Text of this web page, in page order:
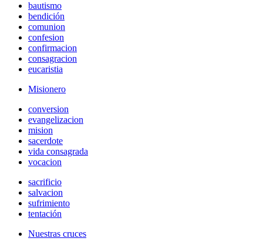
bautismo
bendición
comunion
confesion
confirmacion
consagracion
eucaristia
Misionero
conversion
evangelizacion
mision
sacerdote
vida consagrada
vocacion
sacrificio
salvacion
sufrimiento
tentación
Nuestras cruces